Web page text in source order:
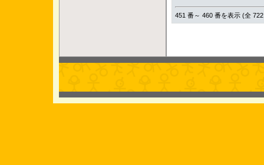
451 番～ 460 番を表示 (全